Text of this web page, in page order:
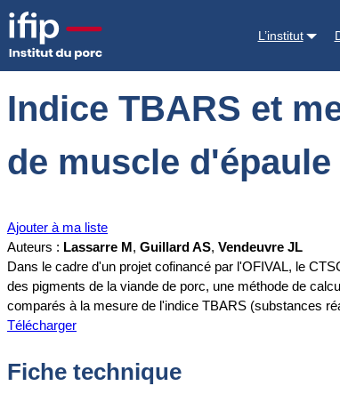
L’institut
Accueil Documentations
Indice TBARS et
de muscle d'épaule
Ajouter à ma liste
Auteurs : Lassarre M, Guillard AS, Vendeuvre JL
Dans le cadre d'un projet cofinancé par l'OFIVAL, le
des pigments de la viande de porc, une méthode de
comparés à la mesure de l'indice TBARS (substances
Télécharger
Fiche technique